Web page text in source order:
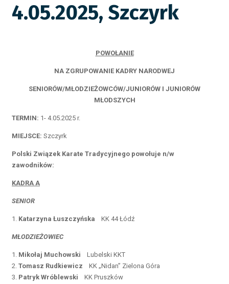
4.05.2025, Szczyrk
POWOŁANIE
NA ZGRUPOWANIE KADRY NARODWEJ
SENIORÓW/MŁODZIEŻOWCÓW/JUNIORÓW I JUNIORÓW
MŁODSZYCH
TERMIN: 1- 4.05.2025 r.
MIEJSCE: Szczyrk
Polski Związek Karate Tradycyjnego powołuje n/w
zawodników:
KADRA A
SENIOR
1. Katarzyna Łuszczyńska KK 44 Łódź
MŁODZIEŻOWIEC
1. Mikołaj Muchowski
Lubelski KKT
2. Tomasz Rudkiewicz
KK „Nidan” Zielona Góra
3. Patryk Wróblewski KK Pruszków